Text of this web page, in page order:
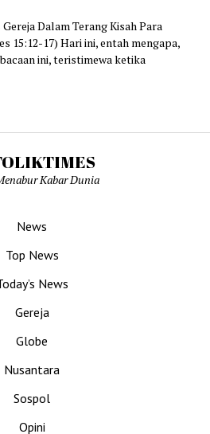
Dalam Terang Kisah Para
15:12-17) Hari ini, entah mengapa,
ini, teristimewa ketika
Kabar Dunia
News
Top News
News
Gereja
Globe
Nusantara
Sospol
Opini